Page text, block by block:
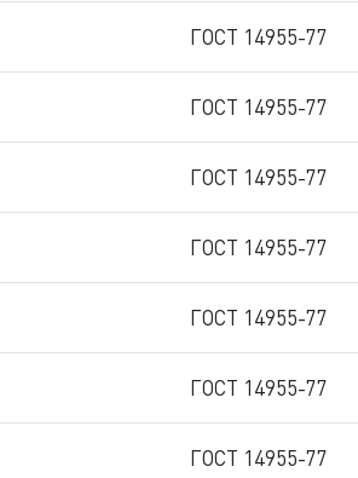
ГОСТ 14955-77
ГОСТ 14955-77
ГОСТ 14955-77
ГОСТ 14955-77
ГОСТ 14955-77
ГОСТ 14955-77
ГОСТ 14955-77